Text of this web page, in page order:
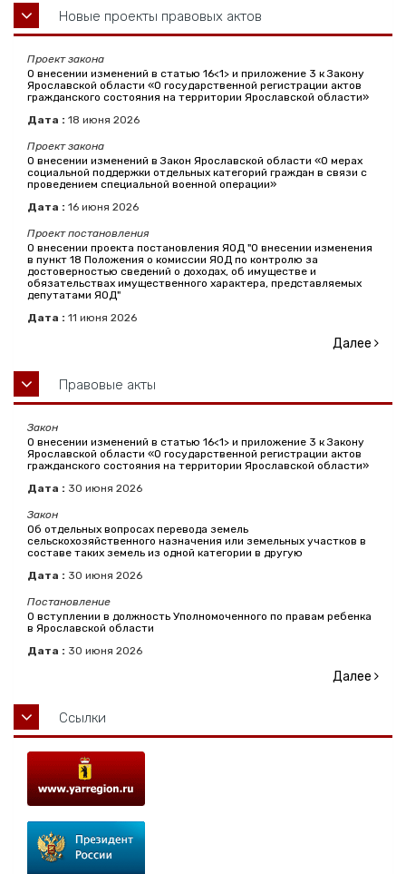
Новые проекты правовых актов
Проект закона
О внесении изменений в статью 16<1> и приложение 3 к Закону
Ярославской области «О государственной регистрации актов
гражданского состояния на территории Ярославской области»
Дата : 18 июня 2026
Проект закона
О внесении изменений в Закон Ярославской области «О мерах
социальной поддержки отдельных категорий граждан в связи с
проведением специальной военной операции»
Дата : 16 июня 2026
Проект постановления
О внесении проекта постановления ЯОД "О внесении изменения
в пункт 18 Положения о комиссии ЯОД по контролю за
достоверностью сведений о доходах, об имуществе и
обязательствах имущественного характера, представляемых
депутатами ЯОД"
Дата : 11 июня 2026
Далее
Правовые акты
Закон
О внесении изменений в статью 16<1> и приложение 3 к Закону
Ярославской области «О государственной регистрации актов
гражданского состояния на территории Ярославской области»
Дата : 30 июня 2026
Закон
Об отдельных вопросах перевода земель
сельскохозяйственного назначения или земельных участков в
составе таких земель из одной категории в другую
Дата : 30 июня 2026
Постановление
О вступлении в должность Уполномоченного по правам ребенка
в Ярославской области
Дата : 30 июня 2026
Далее
Ссылки